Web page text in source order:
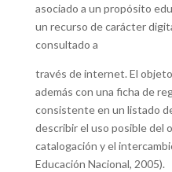
asociado a un propósito
un recurso de carácter
consultado a
través de internet. El
además con una ficha de
consistente en un listado
describir el uso posible del
catalogación y el
Educación Nacional, 2005).